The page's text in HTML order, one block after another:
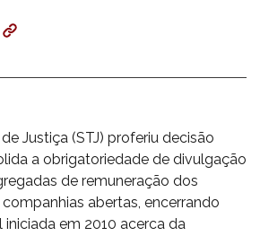
Copy
Justiça (STJ) proferiu decisão
a obrigatoriedade de divulgação
de remuneração dos
abertas, encerrando
em 2010 acerca da